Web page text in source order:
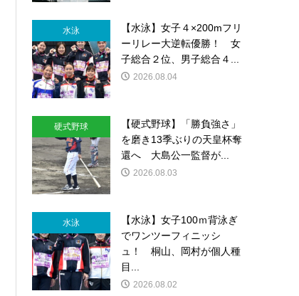
水泳
【水泳】女子４×200mフリ
ーリレー大逆転優勝！ 女
子総合２位、男子総合４...
2026.08.04
硬式野球
【硬式野球】「勝負強さ」
を磨き13季ぶりの天皇杯奪
還へ 大島公一監督が...
2026.08.03
水泳
【水泳】女子100ｍ背泳ぎ
でワンツーフィニッシ
ュ！ 桐山、岡村が個人種
目...
2026.08.02